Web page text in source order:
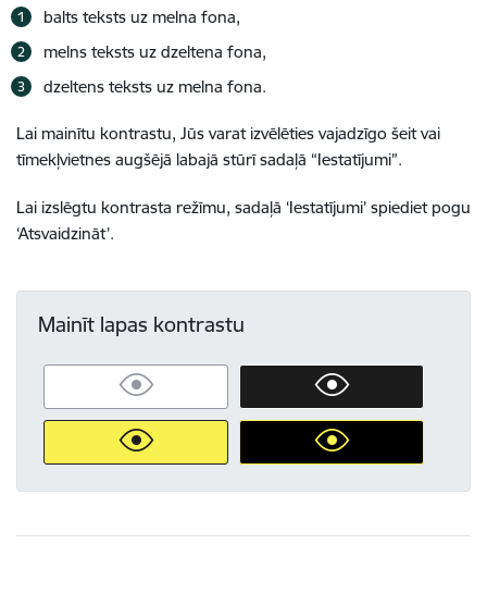
balts teksts uz melna fona,
melns teksts uz dzeltena fona,
dzeltens teksts uz melna fona.
Lai mainītu kontrastu, Jūs varat izvēlēties vajadzīgo šeit vai
tīmekļvietnes augšējā labajā stūrī sadaļā “Iestatījumi”.
Lai izslēgtu kontrasta režīmu, sadaļā ‘Iestatījumi’ spiediet pogu
‘Atsvaidzināt’.
Mainīt lapas kontrastu